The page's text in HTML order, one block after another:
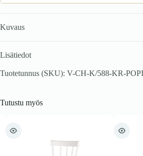
Kuvaus
Lisätiedot
Tuotetunnus (SKU): V-CH-K/588-KR-
Tutustu myös